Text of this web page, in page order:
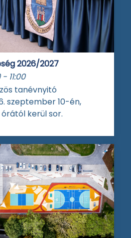
2026/2027
- 11:00
tanévnyitó
szeptember 10-én,
kerül sor.